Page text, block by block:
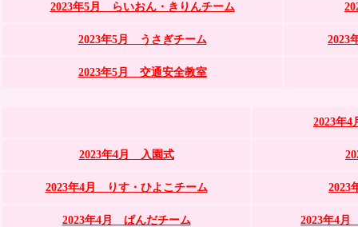
2023年5月 らいおん・きりんチーム
2023年5月 うさぎチーム 2023
2023年5月 交通安全教室
2023年
2023年4月 入園式
2023年4月 りす・ひよこチーム 2023
2023年4月 ぱんだチーム 2023年4